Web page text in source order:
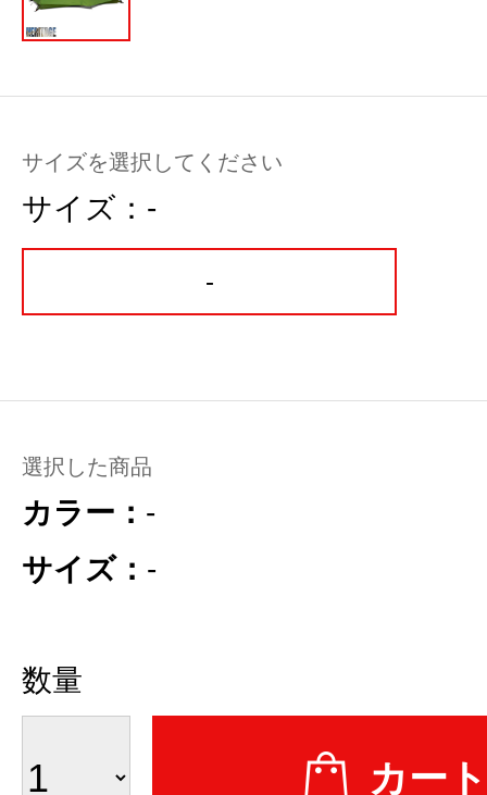
サイズを選択してください
サイズ： -
-
選択した商品
カラー： -
サイズ： -
数量